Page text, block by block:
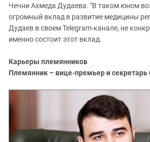
Чечни Ахмеда Дудаева. "В таком юном
огромный вклад в развитие медицины
Дудаев в своем Telegram-канале, не
именно состоит этот вклад.
Карьеры племянников
Племянник – вице-премьер и секретарь